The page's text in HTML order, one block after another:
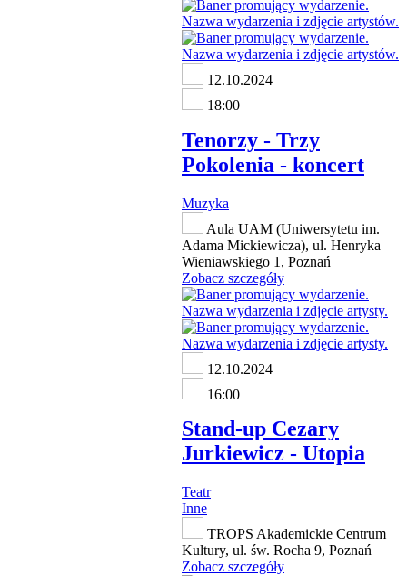
12.10.2024
18:00
Tenorzy - Trzy
Pokolenia - koncert
Muzyka
Aula UAM (Uniwersytetu im.
Adama Mickiewicza), ul. Henryka
Wieniawskiego 1, Poznań
Zobacz szczegóły
12.10.2024
16:00
Stand-up Cezary
Jurkiewicz - Utopia
Teatr
Inne
TROPS Akademickie Centrum
Kultury, ul. św. Rocha 9, Poznań
Zobacz szczegóły